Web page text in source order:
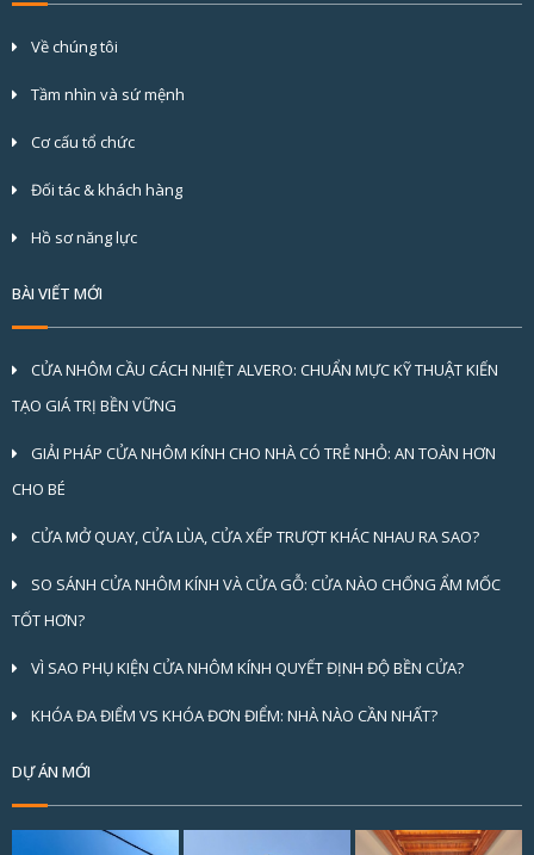
thống kinh dự trữ thay thế.
trong
Về chúng tôi
Tầm nhìn và sứ mệnh
Cơ cấu tổ chức
Đối tác & khách hàng
Hồ sơ năng lực
BÀI VIẾT MỚI
CỬA NHÔM CẦU CÁCH NHIỆT ALVERO: CHUẨN MỰC KỸ THUẬT KIẾN
TẠO GIÁ TRỊ BỀN VỮNG
GIẢI PHÁP CỬA NHÔM KÍNH CHO NHÀ CÓ TRẺ NHỎ: AN TOÀN HƠN
CHO BÉ
CỬA MỞ QUAY, CỬA LÙA, CỬA XẾP TRƯỢT KHÁC NHAU RA SAO?
SO SÁNH CỬA NHÔM KÍNH VÀ CỬA GỖ: CỬA NÀO CHỐNG ẨM MỐC
TỐT HƠN?
VÌ SAO PHỤ KIỆN CỬA NHÔM KÍNH QUYẾT ĐỊNH ĐỘ BỀN CỬA?
KHÓA ĐA ĐIỂM VS KHÓA ĐƠN ĐIỂM: NHÀ NÀO CẦN NHẤT?
DỰ ÁN MỚI